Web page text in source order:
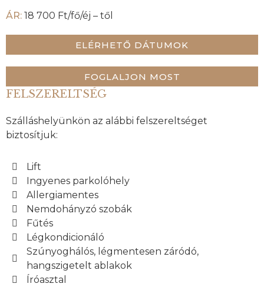
ÁR: 18 700 Ft/fő/éj – től
ELÉRHETŐ DÁTUMOK
FOGLALJON MOST
FELSZERELTSÉG
Szálláshelyünkön az alábbi felszereltséget
biztosítjuk:
Lift
Ingyenes parkolóhely
Allergiamentes
Nemdohányzó szobák
Fűtés
Légkondicionáló
Szúnyoghálós, légmentesen záródó,
hangszigetelt ablakok
Íróasztal